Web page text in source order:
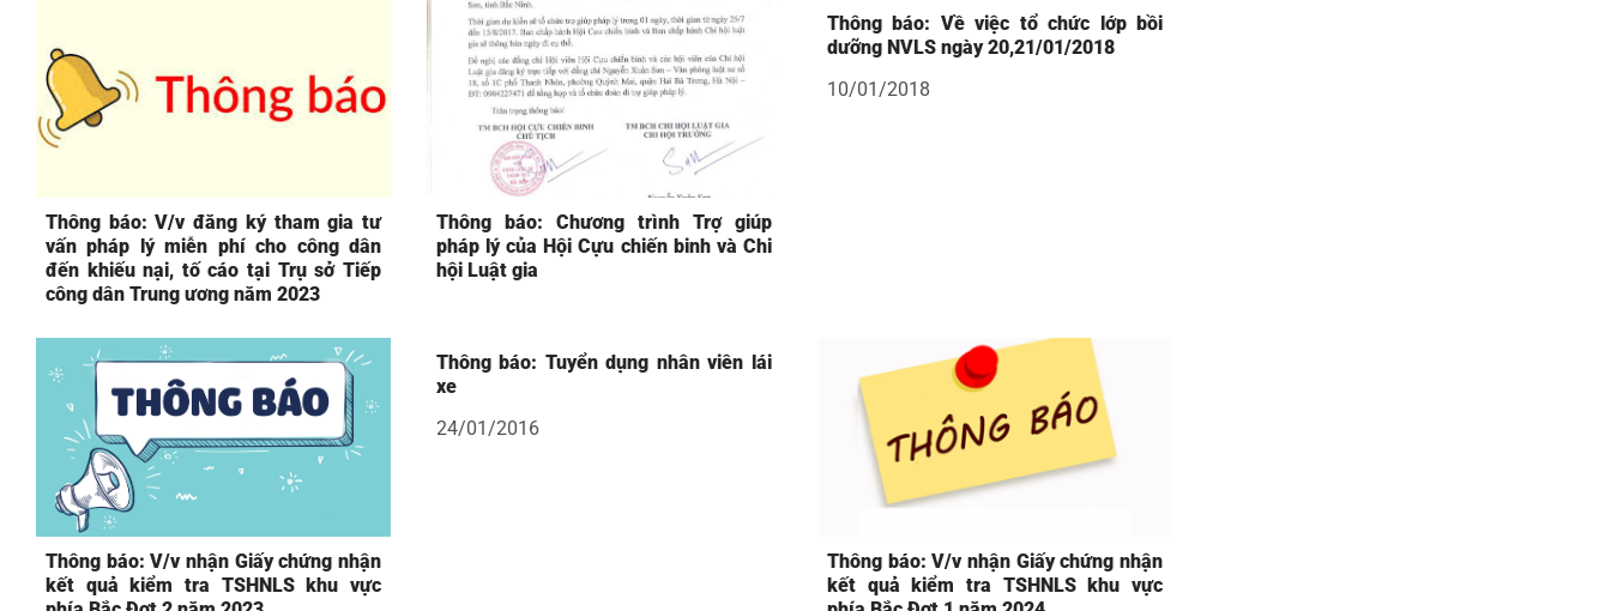
Thông báo: V/v đăng ký tham gia tư
vấn pháp lý miễn phí cho công dân
đến khiếu nại, tố cáo tại Trụ sở Tiếp
công dân Trung ương năm 2023
Thông báo: Chương trình Trợ giúp
pháp lý của Hội Cựu chiến binh và Chi
hội Luật gia
Thông báo: Về việc tổ chức lớp bồi
dưỡng NVLS ngày 20,21/01/2018
10/01/2018
Thông báo: V/v nhận Giấy chứng nhận
kết quả kiểm tra TSHNLS khu vực
Thông báo: Tuyển dụng nhân viên lái
xe
24/01/2016
Thông báo: V/v nhận Giấy chứng nhận
kết quả kiểm tra TSHNLS khu vực